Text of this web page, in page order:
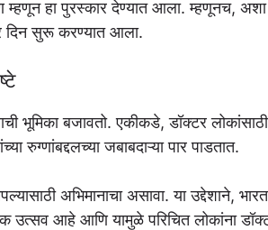
हा पुरस्कार देण्यात आला. म्हणूनच, अशा
दिन सुरू करण्यात आला.
भूमिका बजावतो. एकीकडे, डॉक्टर
रुग्णांबद्दलच्या जबाबदाऱ्या पार पाडतात.
अभिमानाचा असावा. या उद्देशाने,
आहे आणि यामुळे परिचित लोकांना